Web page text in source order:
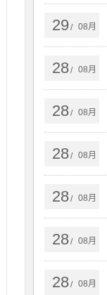
29/ 08月
28/ 08月
28/ 08月
28/ 08月
28/ 08月
28/ 08月
28/ 08月